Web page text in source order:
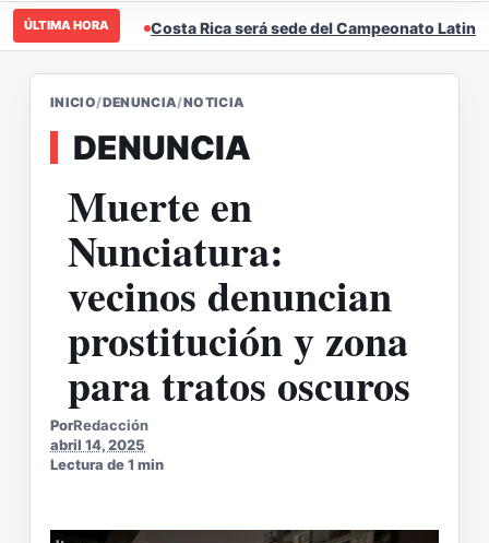
ÚLTIMA HORA Costa Rica será sede del Campeonato
INICIO/DENUNCIA/NOTICIA
DENUNCIA
Muerte en
Nunciatura:
vecinos denuncian
prostitución y zona
para tratos oscuros
PorRedacción
abril 14, 2025
Lectura de 1 min